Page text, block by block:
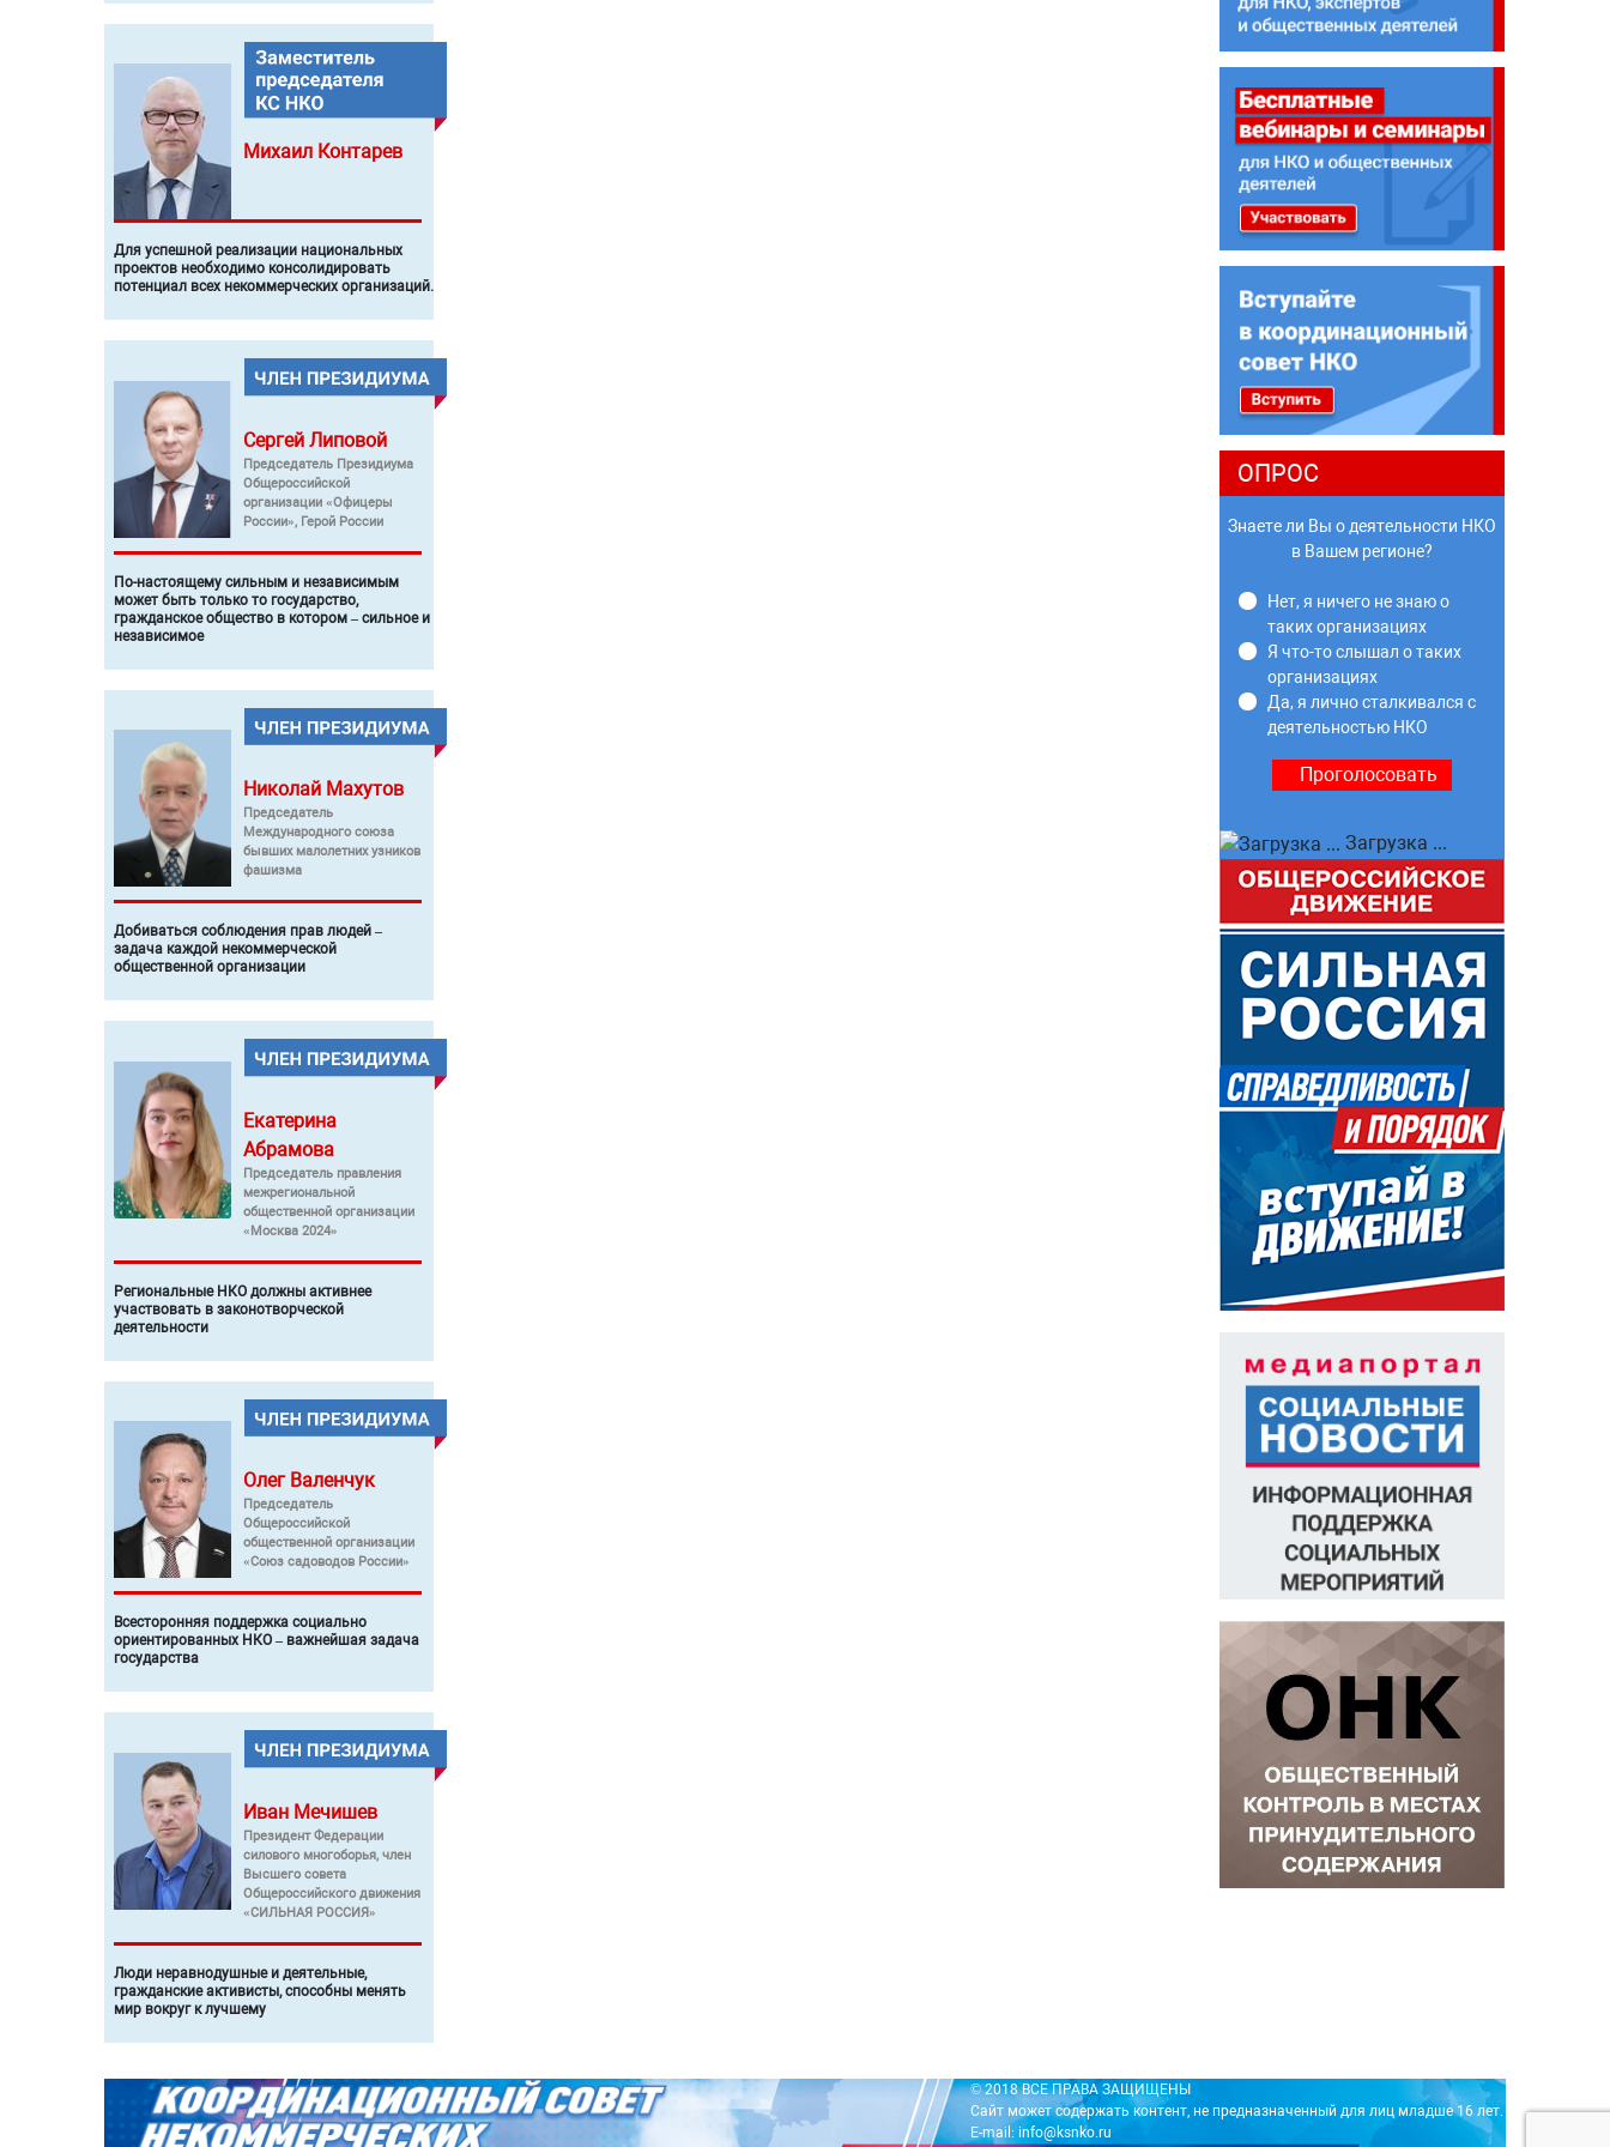
Михаил Контарев
Для успешной реализации национальных
проектов необходимо консолидировать
потенциал всех некоммерческих организаций.
Сергей Липовой
Председатель Президиума
Общероссийской
организации «Офицеры
России», Герой России
По-настоящему сильным и независимым
может быть только то государство,
гражданское общество в котором – сильное и
независимое
Николай Махутов
Председатель
Международного союза
бывших малолетних узников
фашизма
Добиваться соблюдения прав людей –
задача каждой некоммерческой
общественной организации
Екатерина
Абрамова
Председатель правления
межрегиональной
общественной организации
«Москва 2024»
Региональные НКО должны активнее
участвовать в законотворческой
деятельности
Олег Валенчук
Председатель
Общероссийской
общественной организации
«Союз садоводов России»
Всесторонняя поддержка социально
ориентированных НКО – важнейшая задача
государства
Иван Мечишев
Президент Федерации
силового многоборья, член
Высшего совета
Общероссийского движения
«СИЛЬНАЯ РОССИЯ»
Люди неравнодушные и деятельные,
гражданские активисты, способны менять
мир вокруг к лучшему
ОПРОС
Знаете ли Вы о деятельности НКО
в Вашем регионе?
Нет, я ничего не знаю о
таких организациях
Я что-то слышал о таких
организациях
Да, я лично сталкивался с
деятельностью НКО
Загрузка ...
© 2018 ВСЕ ПРАВА ЗАЩИЩЕНЫ
Сайт может содержать контент, не предназначенный для лиц младше 16 лет.
E-mail: info@ksnko.ru